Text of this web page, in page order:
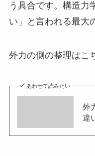
う具合です。構造力
い」と言われる最大
外力の側の整理はこ
あわせて読みたい
外
違